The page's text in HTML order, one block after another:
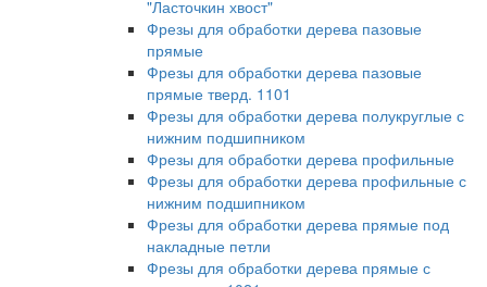
"Ласточкин хвост"
Фрезы для обработки дерева пазовые
прямые
Фрезы для обработки дерева пазовые
прямые тверд. 1101
Фрезы для обработки дерева полукруглые с
нижним подшипником
Фрезы для обработки дерева профильные
Фрезы для обработки дерева профильные с
нижним подшипником
Фрезы для обработки дерева прямые под
накладные петли
Фрезы для обработки дерева прямые с